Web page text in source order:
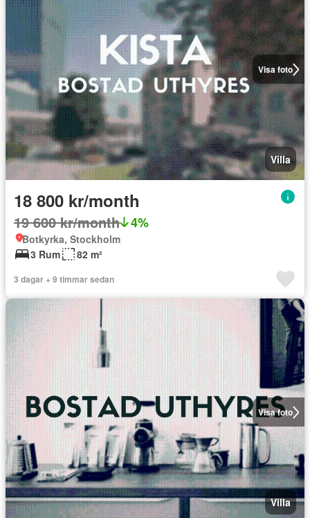
Visa foto
Villa
18 800 kr/month
19 600 kr/month 4%
Botkyrka, Stockholm
3 Rum
82 m²
3 dagar + 9 timmar sedan
Visa foto
Villa